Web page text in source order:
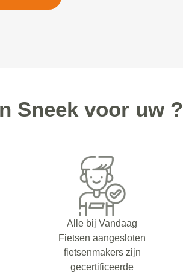
Sneek voor uw ?
Alle bij Vandaag
Fietsen aangesloten
fietsenmakers zijn
gecertificeerde